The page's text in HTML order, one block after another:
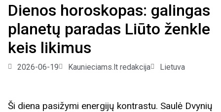
Dienos horoskopas: galingas
planetų paradas Liūto ženkle
keis likimus
2026-06-19 Kaunieciams.lt redakcija Lietuva
Ši diena pasižymi energijų kontrastu. Saulė Dvynių